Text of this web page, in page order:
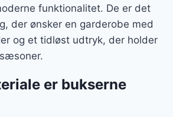
funktionalitet. De er det
der ønsker en garderobe med
og et tidløst udtryk, der holder
er bukserne